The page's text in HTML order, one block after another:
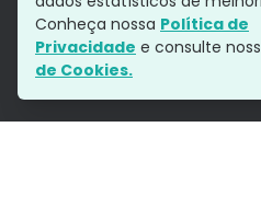
Siga-nos
Conheça nossa Política de
Privacidade e consulte
de Cookies.